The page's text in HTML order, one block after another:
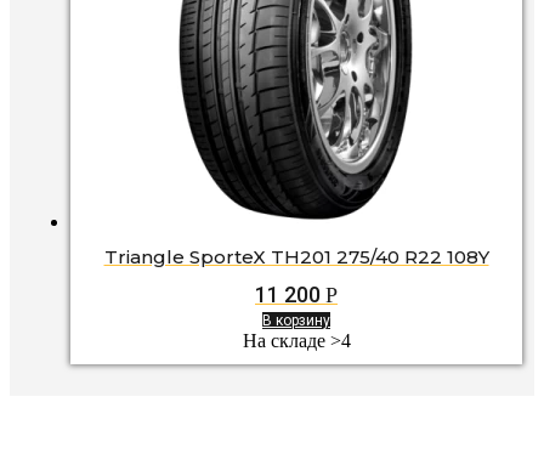
Triangle SporteX TH201 275/40 R22 108Y
11 200 Р
В корзину
На складе >4